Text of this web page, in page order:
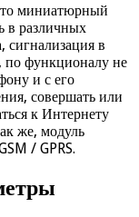
миниатюрный
в различных
сигнализация в
функционалу не
и с его
совершать или
к Интернету
же, модуль
/ GPRS.